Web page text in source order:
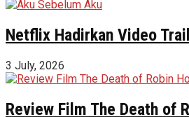
Netflix Hadirkan Video
3 July, 2026
Review Film The Death of